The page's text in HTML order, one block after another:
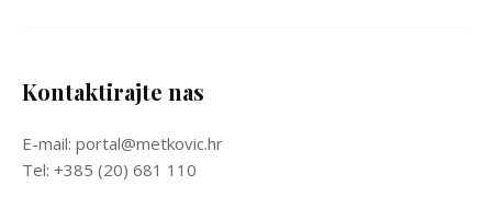
Kontaktirajte nas
E-mail: portal@metkovic.hr
Tel: +385 (20) 681 110